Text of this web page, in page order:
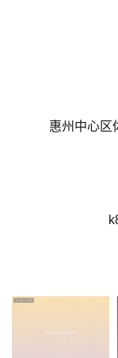
惠州中心区